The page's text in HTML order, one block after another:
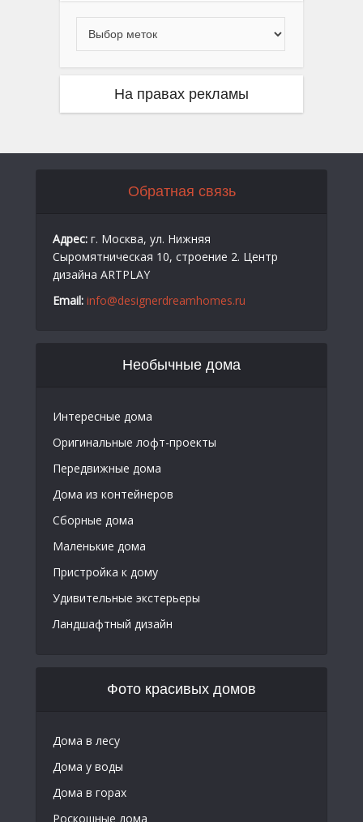
На правах рекламы
Обратная связь
Адрес: г. Москва, ул. Нижняя
Сыромятническая 10, строение 2. Центр
дизайна ARTPLAY
Email: info@designerdreamhomes.ru
Необычные дома
Интересные дома
Оригинальные лофт-проекты
Передвижные дома
Дома из контейнеров
Сборные дома
Маленькие дома
Пристройка к дому
Удивительные экстерьеры
Ландшафтный дизайн
Фото красивых домов
Дома в лесу
Дома у воды
Дома в горах
Роскошные дома